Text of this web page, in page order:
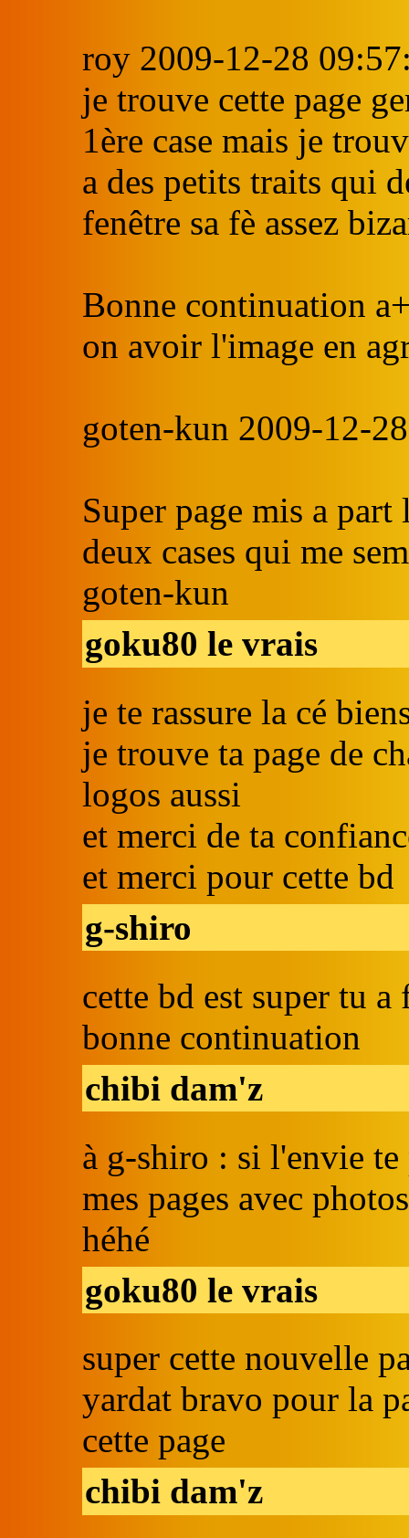
roy 2009-12-28
je trouve cette page
1ère case mais je
a des petits traits qui
fenêtre sa fè assez
Bonne continuation
on avoir l'image en
goten-kun 2009-12-
Super page mis a
deux cases qui me
goten-kun
goku80 le vrais
je te rassure la cé
je trouve ta page de
logos aussi
et merci de ta
et merci pour cette bd
g-shiro
cette bd est super tu
bonne continuation
chibi dam'z
à g-shiro : si l'envie
mes pages avec
héhé
goku80 le vrais
super cette nouvelle
yardat bravo pour la
cette page
chibi dam'z